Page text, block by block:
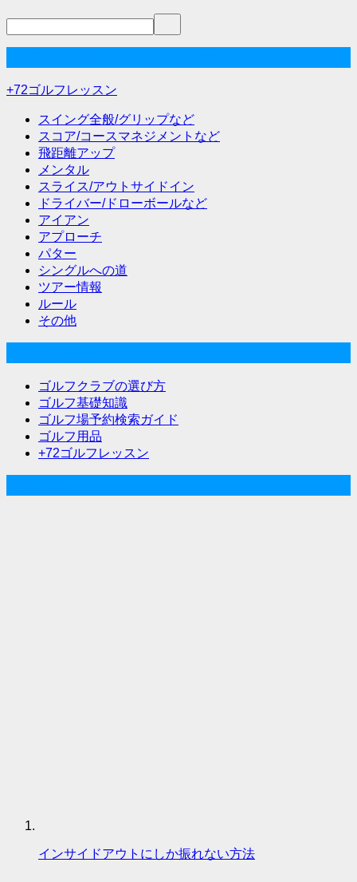
+72ゴルフレッスン
スイング全般/グリップなど
スコア/コースマネジメントなど
飛距離アップ
メンタル
スライス/アウトサイドイン
ドライバー/ドローボールなど
アイアン
アプローチ
パター
シングルへの道
ツアー情報
ルール
その他
ゴルフクラブの選び方
ゴルフ基礎知識
ゴルフ場予約検索ガイド
ゴルフ用品
+72ゴルフレッスン
インサイドアウトにしか振れない方法